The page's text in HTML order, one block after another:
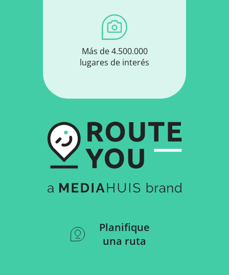
Más de 4.500.000
lugares de interés
Planifique
una ruta